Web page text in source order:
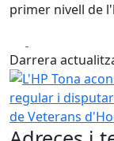
primer nivell de
Darrera
L'HP Tona